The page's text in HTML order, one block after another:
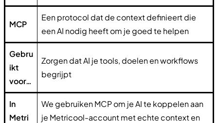
MCP
Een protocol dat de context definieert die
een AI nodig heeft om je goed te helpen
Gebru
ikt
voor…
Zorgen dat AI je tools, doelen en workflows
begrijpt
In
Metri
We gebruiken MCP om je AI te koppelen aan
je Metricool-account met echte context en